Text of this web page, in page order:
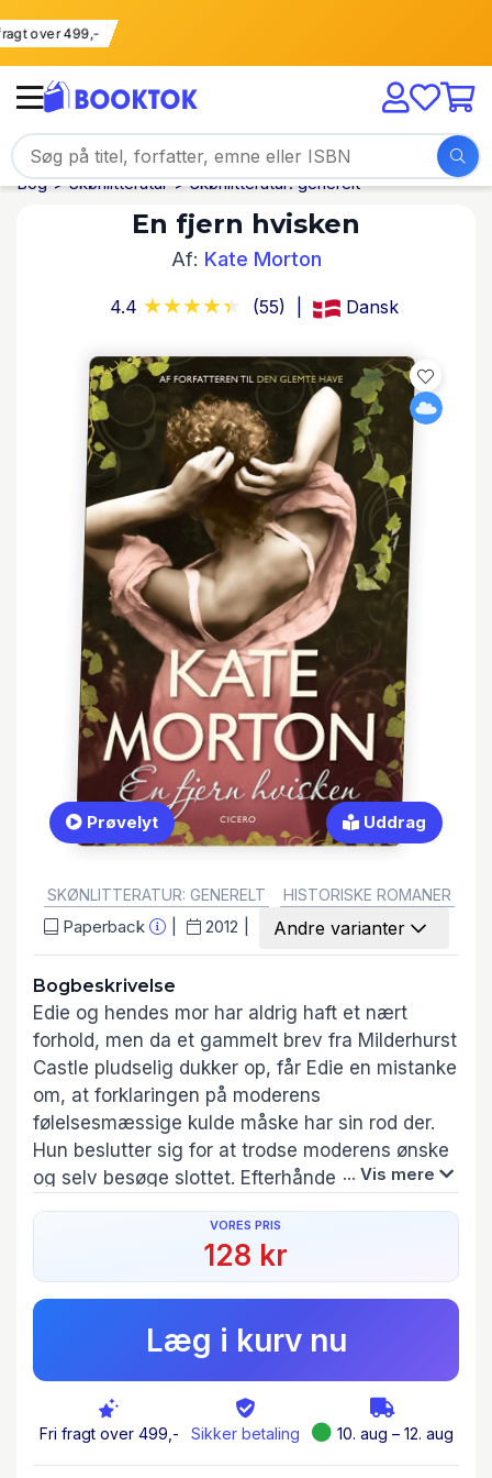
fragt over 499,-
Bog Skønlitteratur Skønlitteratur: generelt
En fjern hvisken
Af: Kate Morton
4.4 (55) Dansk
Prøvelyt Uddrag
SKØNLITTERATUR: GENERELT
HISTORISKE ROMANER
Paperback 2012 Andre varianter
Bogbeskrivelse
Edie og hendes mor har aldrig haft et nært
forhold, men da et gammelt brev fra Milderhurst
Castle pludselig dukker op, får Edie en mistanke
om, at forklaringen på moderens
følelsesmæssige kulde måske har sin rod der.
Hun beslutter sig for at trodse moderens ønske
og selv besøge slottet. Efterhånden som Edie
får optrevlet historien om, hvordan hendes mor,
der som ung pige var evakueret til slottet under
krigen, hører hun også en fjern hvisken fra
slottets mure om andre gamle hemmeligheder,
som har været begravet alt for længe. Pressen
skriver: »Åh, det her er en god bog – den
emmer af fortælleglæde og kan selv få selv den
mest kyniske realist til at hoppe i med begge
ben og tro på, at der bag selv de bedst
... Vis mere
VORES PRIS
128 kr
Læg i kurv nu
Fri fragt over 499,- Sikker betaling 10. aug – 12. aug